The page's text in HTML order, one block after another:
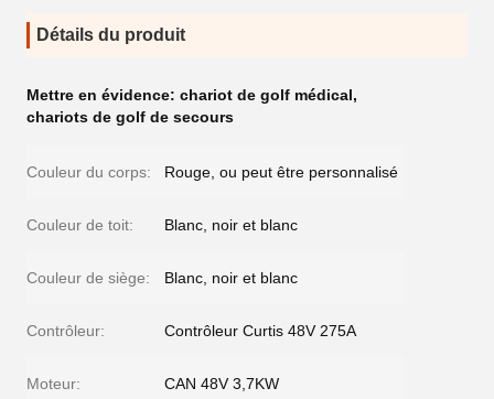
Détails du produit
Mettre en évidence: chariot de golf médical,
chariots de golf de secours
Couleur du corps: Rouge, ou peut être personnalisé
Couleur de toit: Blanc, noir et blanc
Couleur de siège: Blanc, noir et blanc
Contrôleur: Contrôleur Curtis 48V 275A
Moteur: CAN 48V 3,7KW